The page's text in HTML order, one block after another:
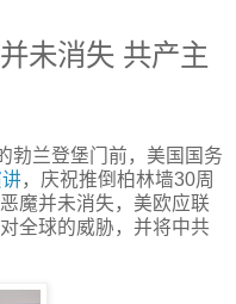
未消失 共产主
勃兰登堡门前，美国国务
，庆祝推倒柏林墙30周
恶魔并未消失，美欧应联
全球的威胁，并将中共